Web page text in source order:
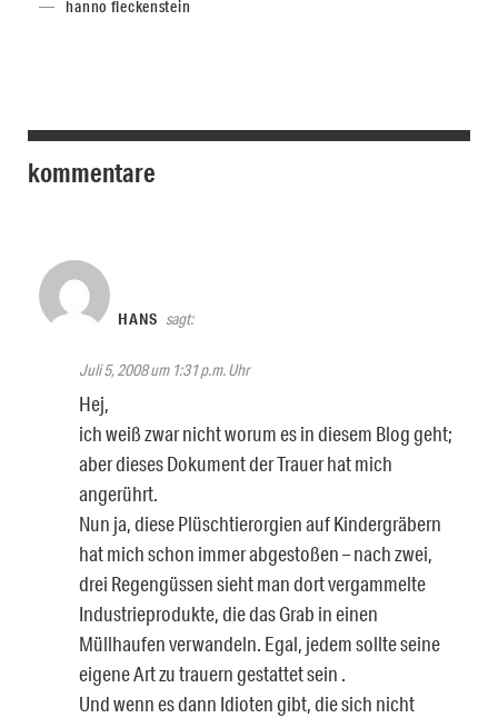
hanno fleckenstein
kommentare
HANS sagt:
Juli 5, 2008 um 1:31 p.m. Uhr
Hej,
ich weiß zwar nicht worum es in diesem Blog geht;
aber dieses Dokument der Trauer hat mich
angerührt.
Nun ja, diese Plüschtierorgien auf Kindergräbern
hat mich schon immer abgestoßen – nach zwei,
drei Regengüssen sieht man dort vergammelte
Industrieprodukte, die das Grab in einen
Müllhaufen verwandeln. Egal, jedem sollte seine
eigene Art zu trauern gestattet sein .
Und wenn es dann Idioten gibt, die sich nicht